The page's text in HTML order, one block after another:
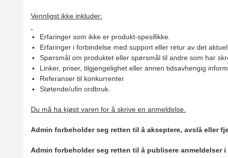
Vennligst ikke inkluder:
Erfaringer som ikke er produkt-spesifikke.
Erfaringer i forbindelse med support eller retur av det
Spørsmål om produktet eller spørsmål til andre som har
Linker, priser, tilgjengelighet eller annen tidsavhengig
Referanser til konkurrenter
Støtende/ufin ordbruk.
Du må ha kjøpt varen for å skrive en anmeldelse.
Admin forbeholder seg retten til å akseptere, avslå eller
Admin forbeholder seg retten til å publisere anmeldelser